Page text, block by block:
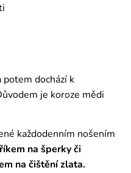
dochází k
je koroze mědi
každodenním nošením
na šperky či
na čištění zlata.